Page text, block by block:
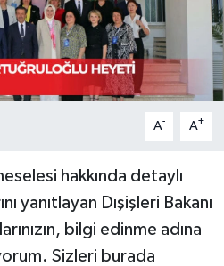
A- A+
hakkında detaylı
yanıtlayan Dışişleri Bakanı
bilgi edinme adına
Sizleri burada